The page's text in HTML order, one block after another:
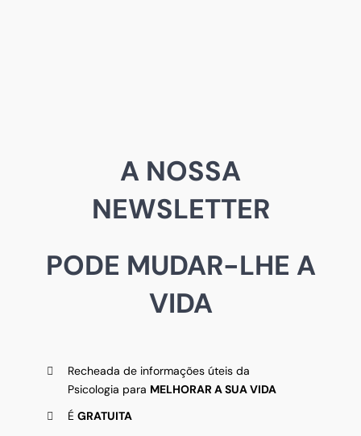
A NOSSA
NEWSLETTER
PODE MUDAR-LHE A
VIDA
Recheada de informações úteis da
Psicologia para MELHORAR A SUA VIDA
É GRATUITA